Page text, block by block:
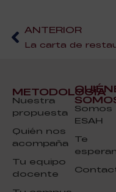
ANTERIOR
METODOLOGÍA
Nuestra
propuesta
Quién nos
acompaña
Tu equipo
docente
Somos
ESAH
Te